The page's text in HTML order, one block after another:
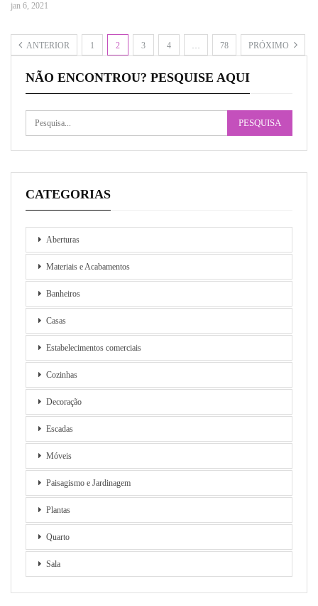
jan 6, 2021
ANTERIOR 1 2 3 4 … 78 PRÓXIMO
NÃO ENCONTROU? PESQUISE AQUI
CATEGORIAS
Aberturas
Materiais e Acabamentos
Banheiros
Casas
Estabelecimentos comerciais
Cozinhas
Decoração
Escadas
Móveis
Paisagismo e Jardinagem
Plantas
Quarto
Sala